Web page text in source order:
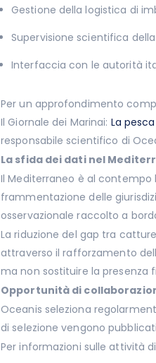
Gestione della logistica di
Supervisione scientifica
Interfaccia con le autorità
Per un approfondimento
Il Giornale dei Marinai: La
responsabile scientifico di
La sfida dei dati nel
Il Mediterraneo è al contempo
frammentazione delle
osservazionale raccolto a
La riduzione del gap tra
attraverso il rafforzamento
ma non sostituire la presenza
Opportunità di
Oceanis seleziona
di selezione vengono
Per informazioni sulle attività